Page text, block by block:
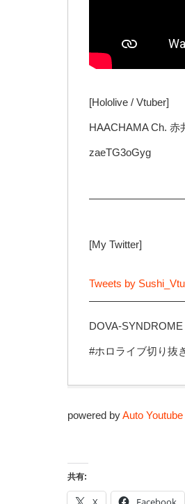
[Hololive / Vtuber]
HAACHAMA Ch. 赤
zaeTG3oGyg
[My Twitter]
Tweets by
DOVA-
#ホロライブ切り抜
powered byAuto
共有: